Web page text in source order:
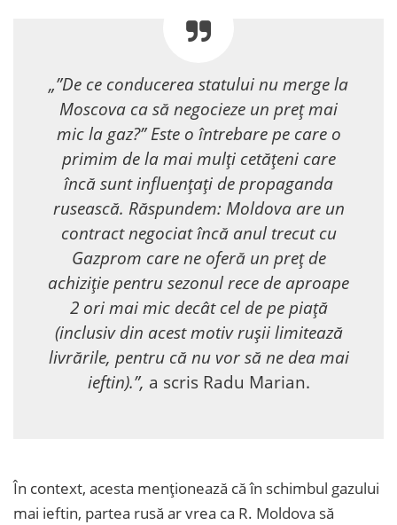
„”De ce conducerea statului nu merge la
Moscova ca să negocieze un preț mai
mic la gaz?” Este o întrebare pe care o
primim de la mai mulți cetățeni care
încă sunt influențați de propaganda
rusească. Răspundem: Moldova are un
contract negociat încă anul trecut cu
Gazprom care ne oferă un preț de
achiziție pentru sezonul rece de aproape
2 ori mai mic decât cel de pe piață
(inclusiv din acest motiv rușii limitează
livrările, pentru că nu vor să ne dea mai
ieftin).”, a scris Radu Marian.
În context, acesta menționează că în schimbul gazului
mai ieftin, partea rusă ar vrea ca R. Moldova să